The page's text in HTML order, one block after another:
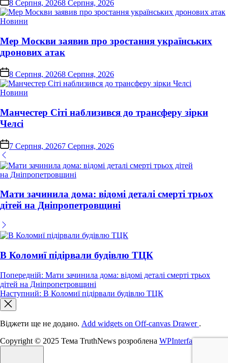
8 Серпня, 20268 Серпня, 2026
Опублікувати
Новини
Мер Москви заявив про зростання українських
дронових атак
on8 Серпня, 20268 Серпня, 2026
Опублікувати
Новини
Манчестер Сіті наблизився до трансферу зірки
Челсі
on 7 Серпня, 20267 Серпня, 2026
Мати зачинила дома: відомі деталі смерті трьох
дітей на Дніпропетровщині
В Коломиї підірвали будівлю ТЦК
Навігація
записів
Попередній: Мати зачинила дома: відомі деталі смерті трьох
дітей на Дніпропетровщині
Наступний: В Коломиї підірвали будівлю ТЦК
Віджети ще не додано. Add widgets on Off-canvas Drawer .
Copyright © 2025 Тема TruthNews розроблена WPInterface.